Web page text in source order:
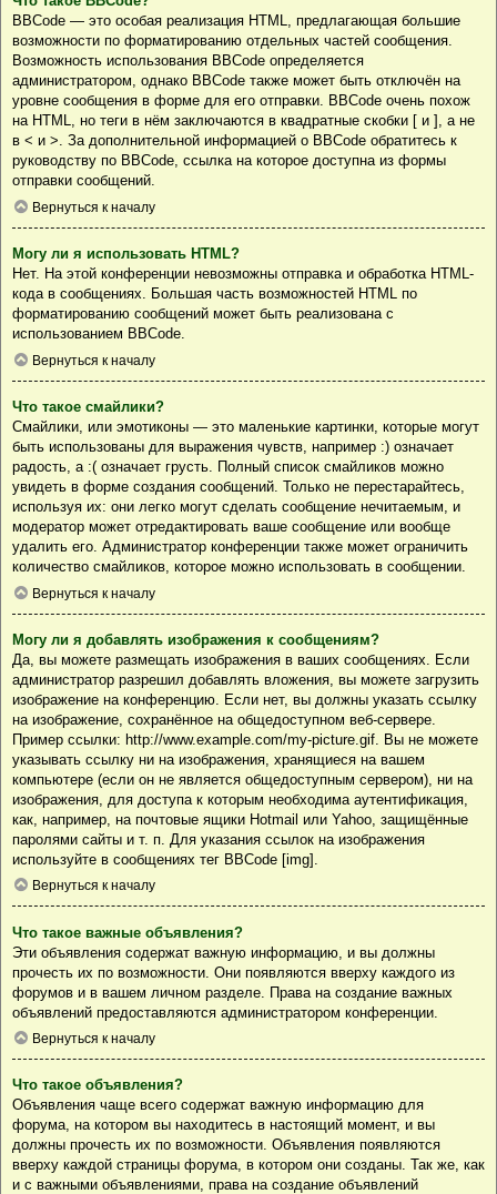
BBCode — это особая реализация HTML, предлагающая большие
возможности по форматированию отдельных частей сообщения.
Возможность использования BBCode определяется
администратором, однако BBCode также может быть отключён на
уровне сообщения в форме для его отправки. BBCode очень похож
на HTML, но теги в нём заключаются в квадратные скобки [ и ], а не
в < и >. За дополнительной информацией о BBCode обратитесь к
руководству по BBCode, ссылка на которое доступна из формы
отправки сообщений.
Вернуться к началу
Могу ли я использовать HTML?
Нет. На этой конференции невозможны отправка и обработка HTML-
кода в сообщениях. Большая часть возможностей HTML по
форматированию сообщений может быть реализована с
использованием BBCode.
Вернуться к началу
Что такое смайлики?
Смайлики, или эмотиконы — это маленькие картинки, которые могут
быть использованы для выражения чувств, например :) означает
радость, а :( означает грусть. Полный список смайликов можно
увидеть в форме создания сообщений. Только не перестарайтесь,
используя их: они легко могут сделать сообщение нечитаемым, и
модератор может отредактировать ваше сообщение или вообще
удалить его. Администратор конференции также может ограничить
количество смайликов, которое можно использовать в сообщении.
Вернуться к началу
Могу ли я добавлять изображения к сообщениям?
Да, вы можете размещать изображения в ваших сообщениях. Если
администратор разрешил добавлять вложения, вы можете загрузить
изображение на конференцию. Если нет, вы должны указать ссылку
на изображение, сохранённое на общедоступном веб-сервере.
Пример ссылки: http://www.example.com/my-picture.gif. Вы не можете
указывать ссылку ни на изображения, хранящиеся на вашем
компьютере (если он не является общедоступным сервером), ни на
изображения, для доступа к которым необходима аутентификация,
как, например, на почтовые ящики Hotmail или Yahoo, защищённые
паролями сайты и т. п. Для указания ссылок на изображения
используйте в сообщениях тег BBCode [img].
Вернуться к началу
Что такое важные объявления?
Эти объявления содержат важную информацию, и вы должны
прочесть их по возможности. Они появляются вверху каждого из
форумов и в вашем личном разделе. Права на создание важных
объявлений предоставляются администратором конференции.
Вернуться к началу
Что такое объявления?
Объявления чаще всего содержат важную информацию для
форума, на котором вы находитесь в настоящий момент, и вы
должны прочесть их по возможности. Объявления появляются
вверху каждой страницы форума, в котором они созданы. Так же, как
и с важными объявлениями, права на создание объявлений